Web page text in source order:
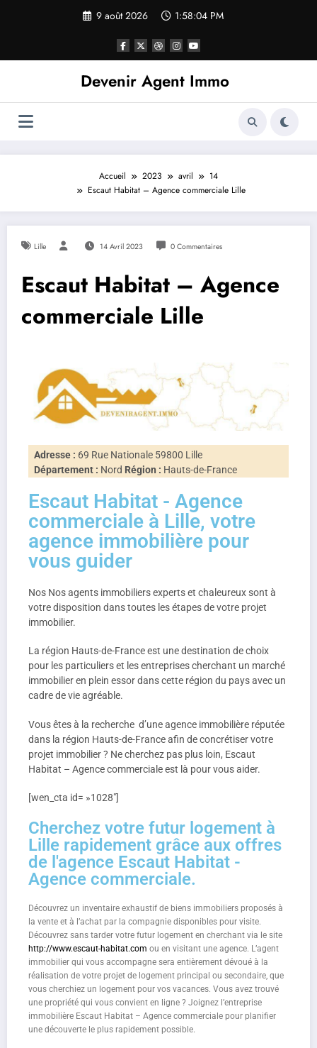
9 août 2026 1:58:04 PM
Devenir Agent Immo
Accueil 2023 avril
14
Escaut Habitat – Agence commerciale Lille
Lille 14 Avril 2023 0 Commentaires
Escaut Habitat – Agence
commerciale Lille
Adresse : 69 Rue Nationale 59800 Lille
Département : Nord Région : Hauts-de-France
Escaut Habitat - Agence
commerciale à Lille, votre
agence immobilière pour
vous guider
Nos Nos agents immobiliers experts et chaleureux sont à
votre disposition dans toutes les étapes de votre projet
immobilier.
La région Hauts-de-France est une destination de choix
pour les particuliers et les entreprises cherchant un marché
immobilier en plein essor dans cette région du pays avec un
cadre de vie agréable.
Vous êtes à la recherche d’une agence immobilière réputée
dans la région Hauts-de-France afin de concrétiser votre
projet immobilier ? Ne cherchez pas plus loin, Escaut
Habitat – Agence commerciale est là pour vous aider.
[wen_cta id= »1028″]
Cherchez votre futur logement à
Lille rapidement grâce aux offres
de l'agence Escaut Habitat -
Agence commerciale.
Découvrez un inventaire exhaustif de biens immobiliers proposés à
la vente et à l’achat par la compagnie disponibles pour visite.
Découvrez sans tarder votre futur logement en cherchant via le site
http://www.escaut-habitat.com ou en visitant une agence. L’agent
immobilier qui vous accompagne sera entièrement dévoué à la
réalisation de votre projet de logement principal ou secondaire, que
vous cherchiez un logement pour vos vacances. Vous avez trouvé
une propriété qui vous convient en ligne ? Joignez l’entreprise
immobilière Escaut Habitat – Agence commerciale pour planifier
une découverte le plus rapidement possible.